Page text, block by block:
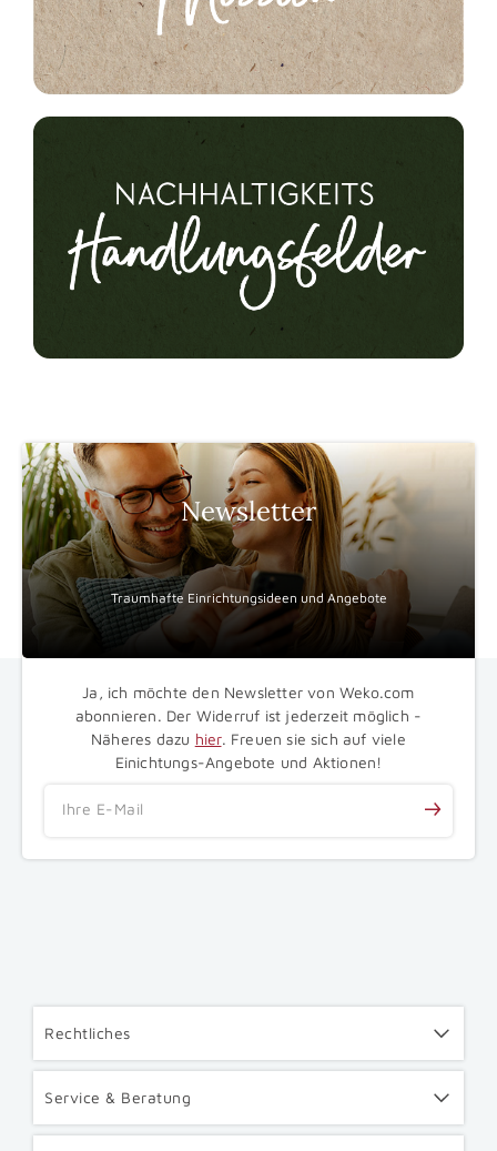
Newsletter
Traumhafte Einrichtungsideen und Angebote
Ja, ich möchte den Newsletter von Weko.com
abonnieren. Der Widerruf ist jederzeit möglich -
Näheres dazu hier. Freuen sie sich auf viele
Einichtungs-Angebote und Aktionen!
Ihre E-Mail
Rechtliches
Service & Beratung